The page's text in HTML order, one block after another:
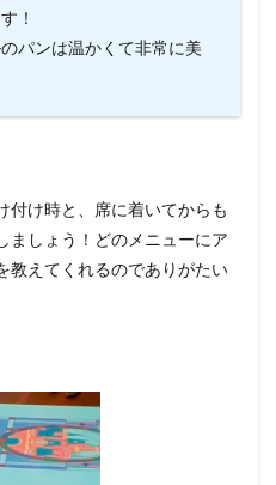
！
パンは温かくて非常に美
付け時と、席に着いてからも
ましょう！どのメニューにア
教えてくれるのでありがたい